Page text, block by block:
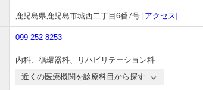
鹿児島県鹿児島市城西二丁目6番7号 [アクセス]
099-252-8253
内科、 循環器科、
リハビリテーション科
近くの医療機関を診療科目から探す